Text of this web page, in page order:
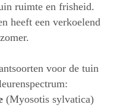
ruimte en frisheid.
heeft een verkoelend
voor de tuin
(Myosotis sylvatica)